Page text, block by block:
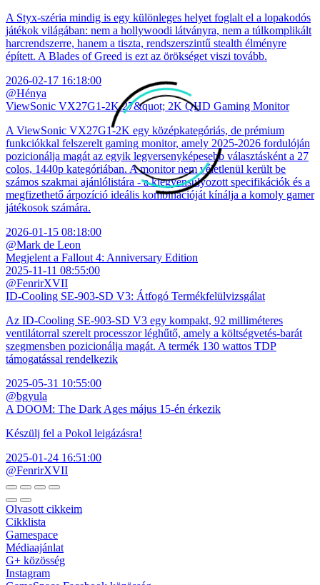
A Styx-széria mindig is egy különleges helyet foglalt el a lopakodós
játékok világában: nem a hollywoodi látványra, nem a túlkomplikált
harcrendszerre, hanem a tiszta, rendszerszintű stealth élményre
épített. A Blades of Greed is ezt az örökséget viszi tovább.
2026-02-17 16:18:00
@Hénya
ViewSonic VX27G1-2K 27&quot; 2K QHD Gaming Monitor
A ViewSonic VX27G1-2K egy középkategóriás, de prémium
funkciókkal felszerelt gaming monitor, amely 2025-2026 fordulóján
pozicionálja magát az egyik legversenyképesebb választásként a 27
colos, 1440p kategóriában. A monitor nem véletlenül került be
számos szakmai ajánlólistára - a kiegyensúlyozott specifikációk és a
megfizethető árpozíció ideális kombinációját kínálja a komoly gamer
játékosok számára.
2026-01-15 08:18:00
@Mark de Leon
Megjelent a Fallout 4: Anniversary Edition
2025-11-11 08:55:00
@FenrirXVII
ID-Cooling SE-903-SD V3: Átfogó Termékfelülvizsgálat
Az ID-Cooling SE-903-SD V3 egy kompakt, 92 milliméteres
ventilátorral szerelt processzor léghűtő, amely a költségvetés-barát
szegmensben pozicionálja magát. A termék 130 wattos TDP
támogatással rendelkezik
2025-05-31 10:55:00
@bgyula
A DOOM: The Dark Ages május 15-én érkezik
Készülj fel a Pokol leigázásra!
2025-01-24 16:51:00
@FenrirXVII
Olvasott cikkeim
Cikklista
Gamespace
Médiaajánlat
G+ közösség
Instagram